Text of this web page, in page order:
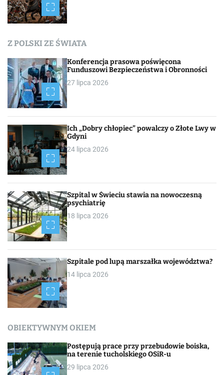
Z POLSKI ZE ŚWIATA
Konferencja prasowa poświęcona
Funduszowi Bezpieczeństwa i Obronności
27 lipca 2026
Ich „Dobry chłopiec” powalczy o Złote Lwy w
Gdyni
24 lipca 2026
Szpital w Świeciu stawia na nowoczesną
psychiatrię
18 lipca 2026
Szpitale pod lupą marszałka województwa?
14 lipca 2026
OBIEKTYWNYM OKIEM
Postępują prace przy przebudowie boiska,
na terenie tucholskiego OSiR-u
29 lipca 2026